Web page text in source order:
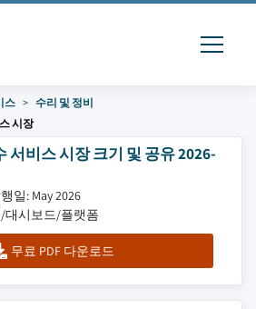
스
수리 및 정비
시장
서비스 시장 크기 및 공유 2026-
일: May 2026
대시보드/플랫폼
무료 PDF 다운로드